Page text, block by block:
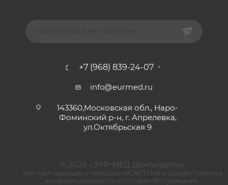
+7 (968) 839-24-07
info@eurmed.ru
143360,Московская обл., Наро-
Фоминский р-н, г. Апрелевка,
ул.Октябрьская 9
© 2026 «ЭУР-МЕД Денталдепо»
Этот сайт защищен с помощью reCAPTCHA и Google Политика
конфиденциальности и Условия обслуживания